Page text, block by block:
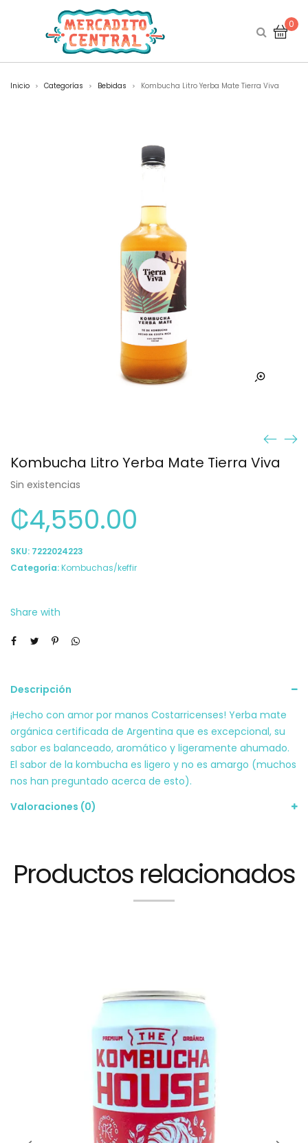
0
Inicio > Categorías > Bebidas > Kombucha Litro Yerba Mate Tierra Viva
Kombucha Litro Yerba Mate Tierra Viva
Sin existencias
₡4,550.00
SKU: 7222024223
Categoría:Kombuchas/keffir
Share with
Descripción
¡Hecho con amor por manos Costarricenses! Yerba mate
orgánica certificada de Argentina que es excepcional, su
sabor es balanceado, aromático y ligeramente ahumado.
El sabor de la kombucha es ligero y no es amargo (muchos
nos han preguntado acerca de esto).
Valoraciones (0)
Productos relacionados